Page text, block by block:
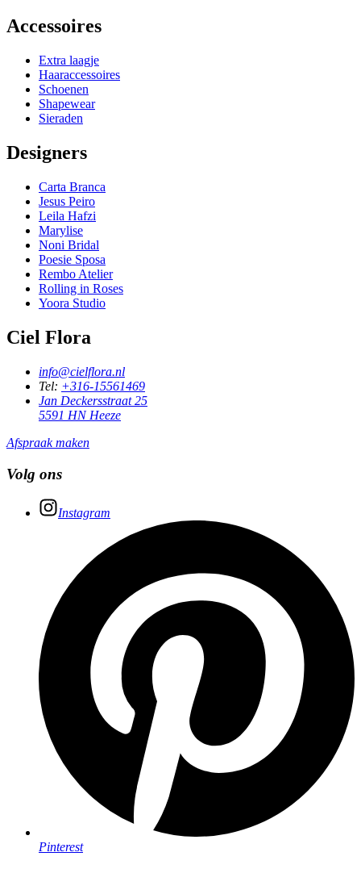
Accessoires
Extra laagje
Haaraccessoires
Schoenen
Shapewear
Sieraden
Designers
Carta Branca
Jesus Peiro
Leila Hafzi
Marylise
Noni Bridal
Poesie Sposa
Rembo Atelier
Rolling in Roses
Yoora Studio
Ciel Flora
info@cielflora.nl
Tel: +316-15561469
Jan Deckersstraat 25
5591 HN Heeze
Afspraak maken
Volg ons
Instagram
Pinterest